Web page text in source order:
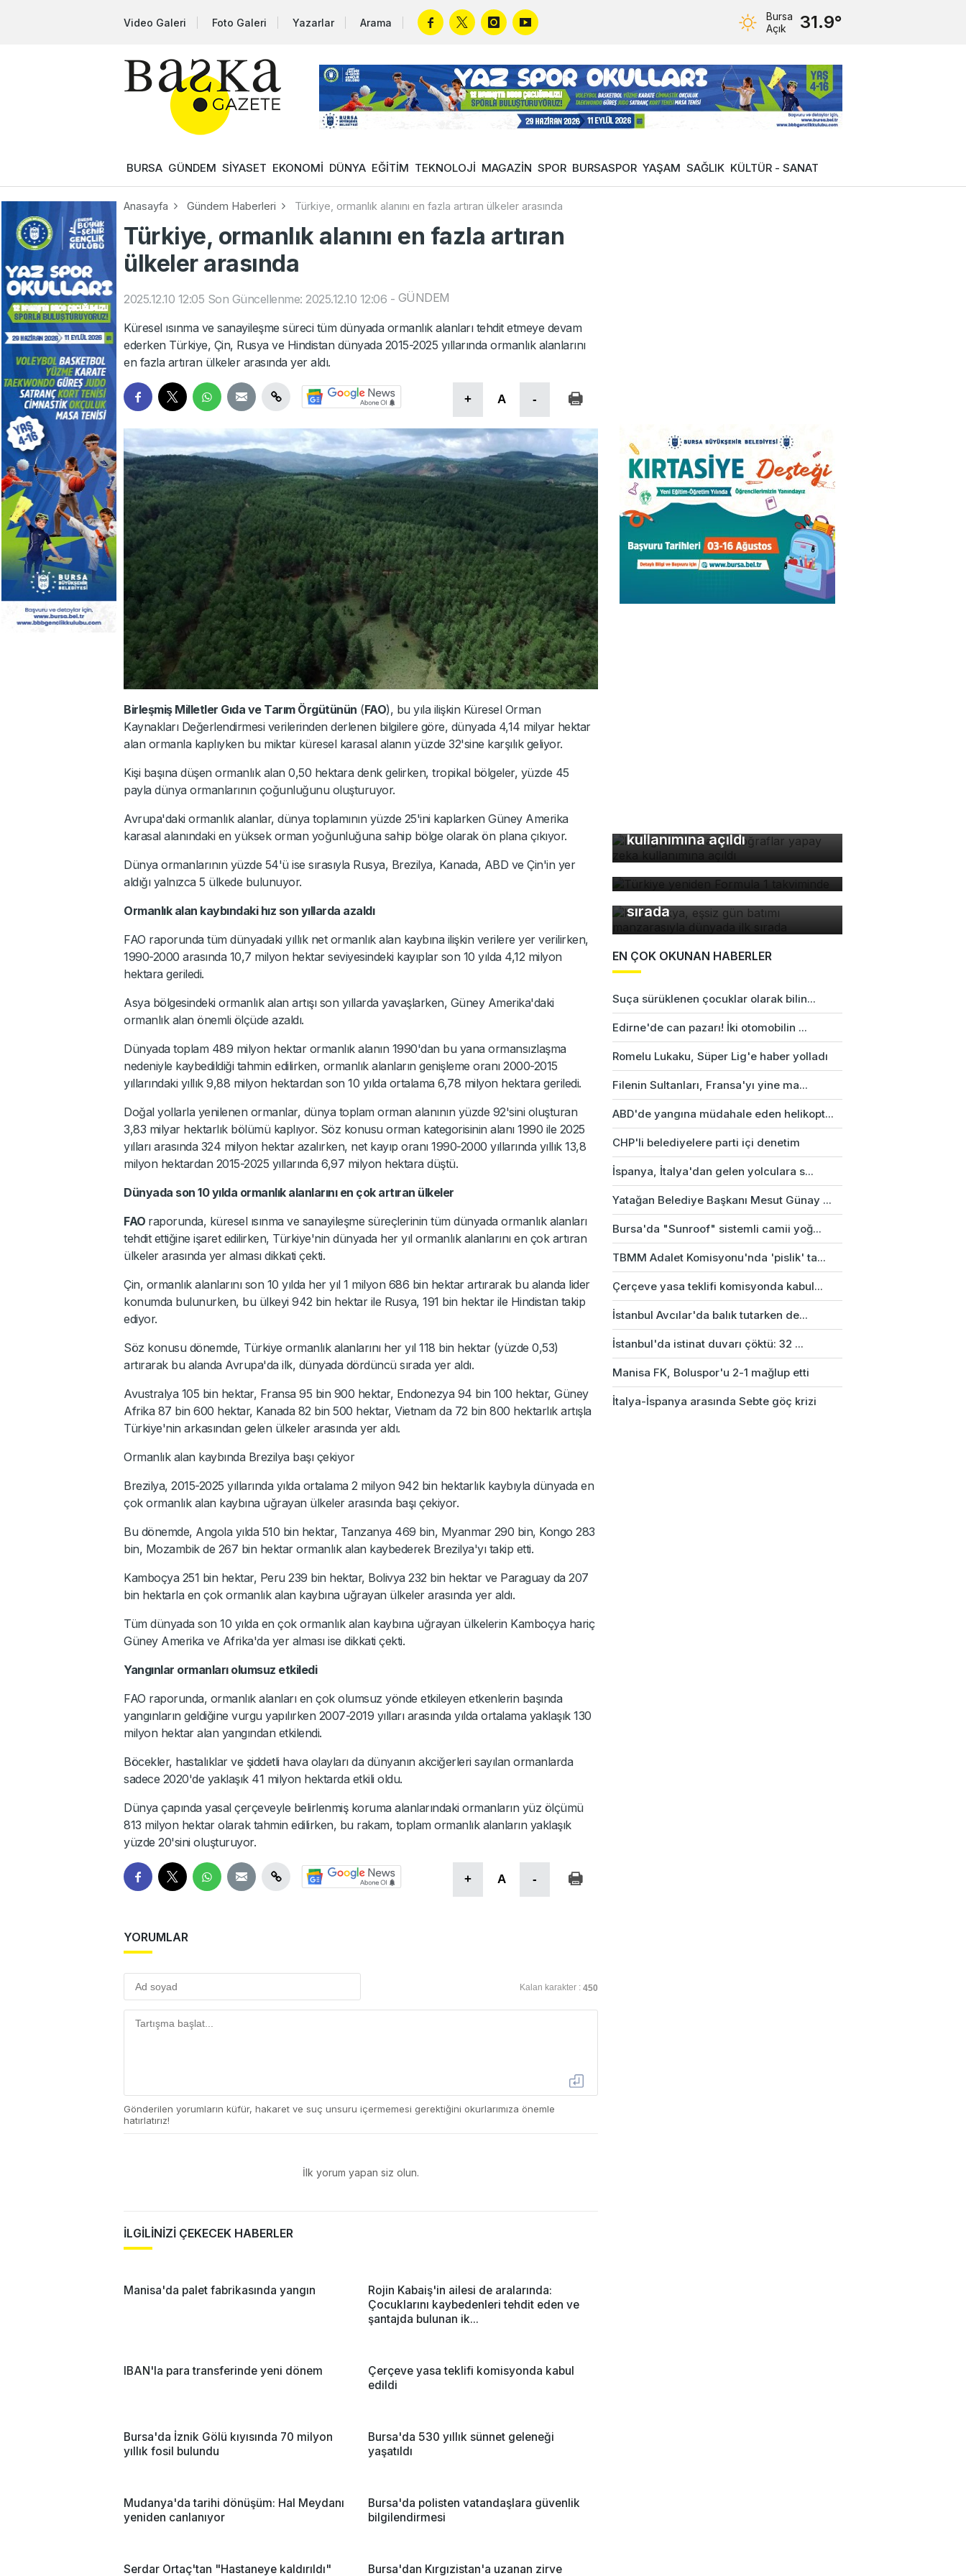
Video Galeri Foto Galeri Yazarlar Arama
Bursa
Açık
31.9°
BURSA GÜNDEM SİYASET EKONOMİ DÜNYA EĞİTİM TEKNOLOJİ MAGAZİN SPOR BURSASPOR YAŞAM SAĞLIK KÜLTÜR - SANAT
Anasayfa Gündem Haberleri Türkiye, ormanlık alanını en fazla artıran ülkeler arasında
Türkiye, ormanlık alanını en fazla artıran
ülkeler arasında
2025.12.10 12:05 Son Güncellenme: 2025.12.10 12:06 - GÜNDEM
Küresel ısınma ve sanayileşme süreci tüm dünyada ormanlık alanları tehdit etmeye devam
ederken Türkiye, Çin, Rusya ve Hindistan dünyada 2015-2025 yıllarında ormanlık alanlarını
en fazla artıran ülkeler arasında yer aldı.
+ A -
Birleşmiş Milletler Gıda ve Tarım Örgütünün (FAO), bu yıla ilişkin Küresel Orman
Kaynakları Değerlendirmesi verilerinden derlenen bilgilere göre, dünyada 4,14 milyar hektar
alan ormanla kaplıyken bu miktar küresel karasal alanın yüzde 32'sine karşılık geliyor.
Kişi başına düşen ormanlık alan 0,50 hektara denk gelirken, tropikal bölgeler, yüzde 45
payla dünya ormanlarının çoğunluğunu oluşturuyor.
Avrupa'daki ormanlık alanlar, dünya toplamının yüzde 25'ini kaplarken Güney Amerika
karasal alanındaki en yüksek orman yoğunluğuna sahip bölge olarak ön plana çıkıyor.
Dünya ormanlarının yüzde 54'ü ise sırasıyla Rusya, Brezilya, Kanada, ABD ve Çin'in yer
aldığı yalnızca 5 ülkede bulunuyor.
Ormanlık alan kaybındaki hız son yıllarda azaldı
FAO raporunda tüm dünyadaki yıllık net ormanlık alan kaybına ilişkin verilere yer verilirken,
1990-2000 arasında 10,7 milyon hektar seviyesindeki kayıplar son 10 yılda 4,12 milyon
hektara geriledi.
Asya bölgesindeki ormanlık alan artışı son yıllarda yavaşlarken, Güney Amerika'daki
ormanlık alan önemli ölçüde azaldı.
Dünyada toplam 489 milyon hektar ormanlık alanın 1990'dan bu yana ormansızlaşma
nedeniyle kaybedildiği tahmin edilirken, ormanlık alanların genişleme oranı 2000-2015
yıllarındaki yıllık 9,88 milyon hektardan son 10 yılda ortalama 6,78 milyon hektara geriledi.
Doğal yollarla yenilenen ormanlar, dünya toplam orman alanının yüzde 92'sini oluşturan
3,83 milyar hektarlık bölümü kaplıyor. Söz konusu orman kategorisinin alanı 1990 ile 2025
yılları arasında 324 milyon hektar azalırken, net kayıp oranı 1990-2000 yıllarında yıllık 13,8
milyon hektardan 2015-2025 yıllarında 6,97 milyon hektara düştü.
Dünyada son 10 yılda ormanlık alanlarını en çok artıran ülkeler
FAO raporunda, küresel ısınma ve sanayileşme süreçlerinin tüm dünyada ormanlık alanları
tehdit ettiğine işaret edilirken, Türkiye'nin dünyada her yıl ormanlık alanlarını en çok artıran
ülkeler arasında yer alması dikkati çekti.
Çin, ormanlık alanlarını son 10 yılda her yıl 1 milyon 686 bin hektar artırarak bu alanda lider
konumda bulunurken, bu ülkeyi 942 bin hektar ile Rusya, 191 bin hektar ile Hindistan takip
ediyor.
Söz konusu dönemde, Türkiye ormanlık alanlarını her yıl 118 bin hektar (yüzde 0,53)
artırarak bu alanda Avrupa'da ilk, dünyada dördüncü sırada yer aldı.
Avustralya 105 bin hektar, Fransa 95 bin 900 hektar, Endonezya 94 bin 100 hektar, Güney
Afrika 87 bin 600 hektar, Kanada 82 bin 500 hektar, Vietnam da 72 bin 800 hektarlık artışla
Türkiye'nin arkasından gelen ülkeler arasında yer aldı.
Ormanlık alan kaybında Brezilya başı çekiyor
Brezilya, 2015-2025 yıllarında yılda ortalama 2 milyon 942 bin hektarlık kaybıyla dünyada en
çok ormanlık alan kaybına uğrayan ülkeler arasında başı çekiyor.
Bu dönemde, Angola yılda 510 bin hektar, Tanzanya 469 bin, Myanmar 290 bin, Kongo 283
bin, Mozambik de 267 bin hektar ormanlık alan kaybederek Brezilya'yı takip etti.
Kamboçya 251 bin hektar, Peru 239 bin hektar, Bolivya 232 bin hektar ve Paraguay da 207
bin hektarla en çok ormanlık alan kaybına uğrayan ülkeler arasında yer aldı.
Tüm dünyada son 10 yılda en çok ormanlık alan kaybına uğrayan ülkelerin Kamboçya hariç
Güney Amerika ve Afrika'da yer alması ise dikkati çekti.
Yangınlar ormanları olumsuz etkiledi
FAO raporunda, ormanlık alanları en çok olumsuz yönde etkileyen etkenlerin başında
yangınların geldiğine vurgu yapılırken 2007-2019 yılları arasında yılda ortalama yaklaşık 130
milyon hektar alan yangından etkilendi.
Böcekler, hastalıklar ve şiddetli hava olayları da dünyanın akciğerleri sayılan ormanlarda
sadece 2020'de yaklaşık 41 milyon hektarda etkili oldu.
Dünya çapında yasal çerçeveyle belirlenmiş koruma alanlarındaki ormanların yüz ölçümü
813 milyon hektar olarak tahmin edilirken, bu rakam, toplam ormanlık alanların yaklaşık
yüzde 20'sini oluşturuyor.
+ A -
YORUMLAR
Kalan karakter : 450
Gönderilen yorumların küfür, hakaret ve suç unsuru içermemesi gerektiğini okurlarımıza önemle
hatırlatırız!
İlk yorum yapan siz olun.
İLGİLİNİZİ ÇEKECEK HABERLER
Manisa'da palet fabrikasında yangın
Rojin Kabaiş'in ailesi de aralarında:
Çocuklarını kaybedenleri tehdit eden ve
şantajda bulunan ik...
IBAN'la para transferinde yeni dönem
Çerçeve yasa teklifi komisyonda kabul
edildi
Bursa'da İznik Gölü kıyısında 70 milyon
yıllık fosil bulundu
Bursa'da 530 yıllık sünnet geleneği
yaşatıldı
Mudanya'da tarihi dönüşüm: Hal Meydanı
yeniden canlanıyor
Bursa'da polisten vatandaşlara güvenlik
bilgilendirmesi
Serdar Ortaç'tan "Hastaneye kaldırıldı" Bursa'dan Kırgızistan'a uzanan zirve
kullanımına açıldı
Türkiye yeniden Formula 1
takviminde
Kapadokya, eşsiz gün batımı
manzarasıyla dünyada ilk
sırada
EN ÇOK OKUNAN HABERLER
Suça sürüklenen çocuklar olarak bilin...
Edirne'de can pazarı! İki otomobilin ...
Romelu Lukaku, Süper Lig'e haber yolladı
Filenin Sultanları, Fransa'yı yine ma...
ABD'de yangına müdahale eden helikopt...
CHP'li belediyelere parti içi denetim
İspanya, İtalya'dan gelen yolculara s...
Yatağan Belediye Başkanı Mesut Günay ...
Bursa'da "Sunroof" sistemli camii yoğ...
TBMM Adalet Komisyonu'nda 'pislik' ta...
Çerçeve yasa teklifi komisyonda kabul...
İstanbul Avcılar'da balık tutarken de...
İstanbul'da istinat duvarı çöktü: 32 ...
Manisa FK, Boluspor'u 2-1 mağlup etti
İtalya-İspanya arasında Sebte göç krizi